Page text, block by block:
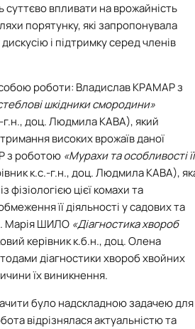
впливати на врожайність
порятунку, які запропонувала
і підтримку серед членів
роботи: Владислав КРАМАРз
шкідники смородини»
г.н., доц.Людмила КАВА), який
високих врожаїв даної
з роботою «Мурахи та особливості її
к.с.-г.н., доц.Людмила КАВА),
фізіологією цієї комахи та
її діяльності у садових та
Марія ШИЛО «Діагностика хвороб
керівник к.б.н., доц.Олена
діагностики хвороб хвойних
їх виникнення.
було надскладною задачею для
відрізнялася актуальністю та